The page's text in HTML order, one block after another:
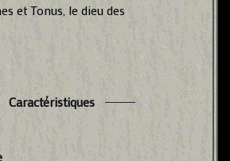
et Tonus, le dieu des
Caractéristiques